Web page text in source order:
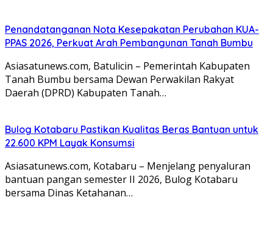
Penandatanganan Nota Kesepakatan Perubahan KUA-
PPAS 2026, Perkuat Arah Pembangunan Tanah Bumbu
Asiasatunews.com, Batulicin – Pemerintah Kabupaten
Tanah Bumbu bersama Dewan Perwakilan Rakyat
Daerah (DPRD) Kabupaten Tanah…
Bulog Kotabaru Pastikan Kualitas Beras Bantuan untuk
22.600 KPM Layak Konsumsi
Asiasatunews.com, Kotabaru – Menjelang penyaluran
bantuan pangan semester II 2026, Bulog Kotabaru
bersama Dinas Ketahanan…